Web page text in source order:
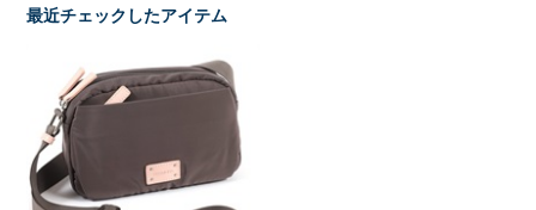
最近チェックしたアイテム